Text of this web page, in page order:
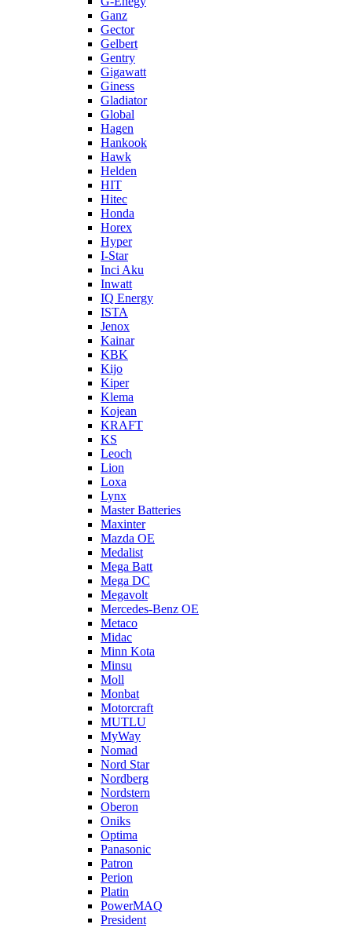
Ganz
Gector
Gelbert
Gentry
Gigawatt
Giness
Gladiator
Global
Hagen
Hankook
Hawk
Helden
HIT
Hitec
Honda
Horex
Hyper
I-Star
Inci Aku
Inwatt
IQ Energy
ISTA
Jenox
Kainar
KBK
Kijo
Kiper
Klema
Kojean
KRAFT
KS
Leoch
Lion
Loxa
Lynx
Master Batteries
Maxinter
Mazda OE
Medalist
Mega Batt
Mega DC
Megavolt
Mercedes-Benz OE
Metaco
Midac
Minn Kota
Minsu
Moll
Monbat
Motorcraft
MUTLU
MyWay
Nomad
Nord Star
Nordberg
Nordstern
Oberon
Oniks
Optima
Panasonic
Patron
Perion
Platin
PowerMAQ
President